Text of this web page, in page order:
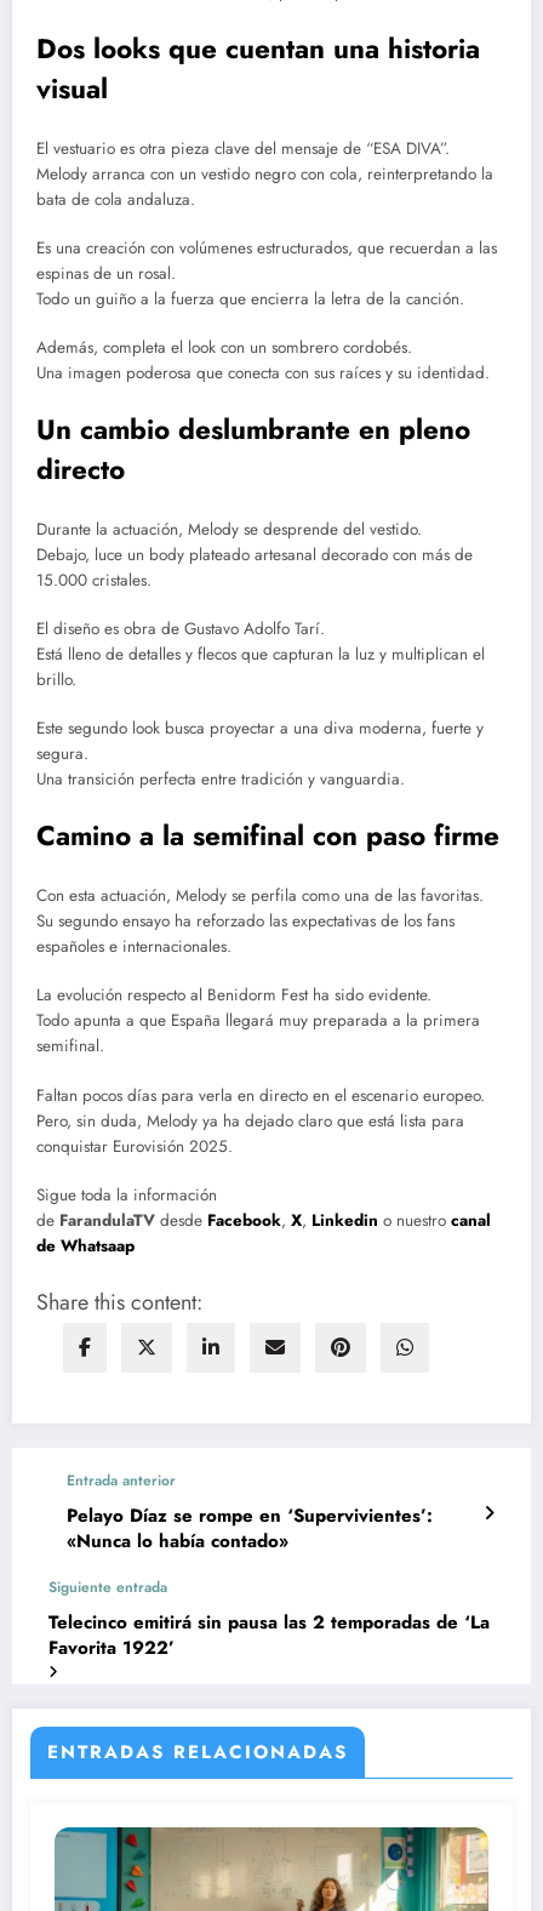
Dos looks que cuentan una historia
visual
El vestuario es otra pieza clave del mensaje de “ESA DIVA”.
Melody arranca con un vestido negro con cola, reinterpretando la
bata de cola andaluza.
Es una creación con volúmenes estructurados, que recuerdan a las
espinas de un rosal.
Todo un guiño a la fuerza que encierra la letra de la canción.
Además, completa el look con un sombrero cordobés.
Una imagen poderosa que conecta con sus raíces y su identidad.
Un cambio deslumbrante en pleno
directo
Durante la actuación, Melody se desprende del vestido.
Debajo, luce un body plateado artesanal decorado con más de
15.000 cristales.
El diseño es obra de Gustavo Adolfo Tarí.
Está lleno de detalles y flecos que capturan la luz y multiplican el
brillo.
Este segundo look busca proyectar a una diva moderna, fuerte y
segura.
Una transición perfecta entre tradición y vanguardia.
Camino a la semifinal con paso firme
Con esta actuación, Melody se perfila como una de las favoritas.
Su segundo ensayo ha reforzado las expectativas de los fans
españoles e internacionales.
La evolución respecto al Benidorm Fest ha sido evidente.
Todo apunta a que España llegará muy preparada a la primera
semifinal.
Faltan pocos días para verla en directo en el escenario europeo.
Pero, sin duda, Melody ya ha dejado claro que está lista para
conquistar Eurovisión 2025.
Sigue toda la información
de FarandulaTV desde Facebook, X, Linkedin o nuestro canal
de Whatsaap
Share this content:
Entrada anterior
Pelayo Díaz se rompe en ‘Supervivientes’:
«Nunca lo había contado»
Siguiente entrada
Telecinco emitirá sin pausa las 2 temporadas de ‘La
Favorita 1922’
ENTRADAS RELACIONADAS